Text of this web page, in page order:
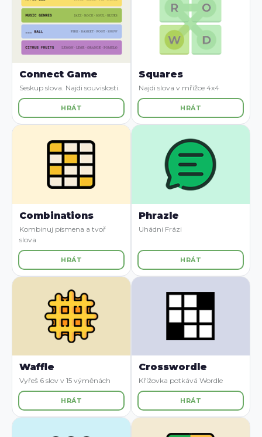
Connect Game
Seskup slova. Najdi souvislosti.
HRÁT
Squares
Najdi slova v mřížce 4x4
HRÁT
Combinations
Kombinuj písmena a tvoř
slova
HRÁT
Phrazle
Uhádni Frázi
HRÁT
Waffle
Vyřeš 6 slov v 15 výměnách
HRÁT
Crosswordle
Křížovka potkává Wordle
HRÁT